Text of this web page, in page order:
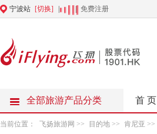
宁波站 [切换] | 免费注册
全部旅游产品分类 首 页
当前位置： 飞扬旅游网 >> 目的地 >> 肯尼亚 >>